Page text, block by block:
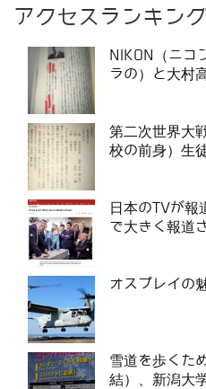
アクセスランキ
NIKON（ニコ
ラの）と大村
第二次世界大
校の前身）生
日本のTVが報
で大きく報道
オスプレイの
雪道を歩くた
結）、新潟大